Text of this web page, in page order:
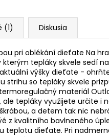
(1) Diskusia
pri oblékání dieťate Na
tepláky skvele sedí
výšky dieťate -
strihu so tepláky skvele
materiál
tepláky využijete určite i
a detem tak nic
z kvalitního bavlneného
teplotu dieťate. Pri